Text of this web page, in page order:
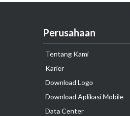
Perusahaan
Tentang Kami
Karier
Download Logo
Download Aplikasi Mobile
Data Center